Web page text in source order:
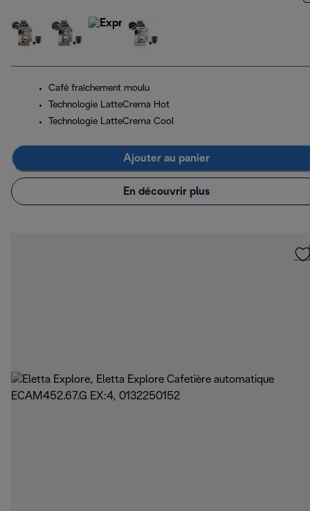
Café fraîchement moulu
Technologie LatteCrema Hot
Technologie LatteCrema Cool
Ajouter au panier
En découvrir plus